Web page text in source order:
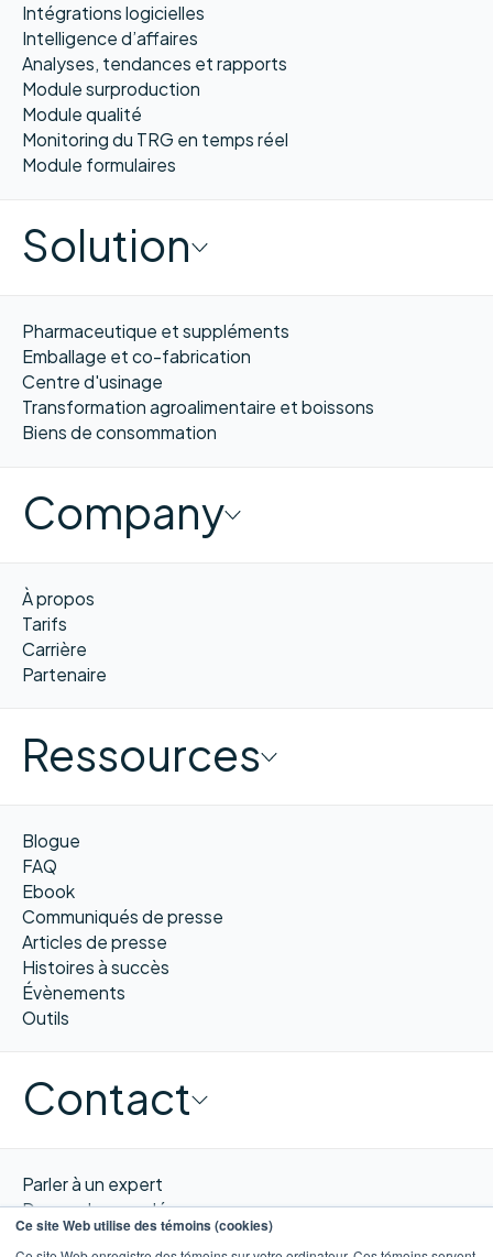
Ce site Web utilise des témoins (cookies)
Intégrations logicielles
Intelligence d’affaires
Analyses, tendances et rapports
Module surproduction
Module qualité
Monitoring du TRG en temps réel
Module formulaires
Solution
Pharmaceutique et suppléments
Emballage et co-fabrication
Centre d'usinage
Transformation agroalimentaire et boissons
Biens de consommation
Company
À propos
Tarifs
Carrière
Partenaire
Ressources
Blogue
FAQ
Ebook
Communiqués de presse
Articles de presse
Histoires à succès
Évènements
Outils
Contact
Parler à un expert
Demander une démo
Obtenir un devis